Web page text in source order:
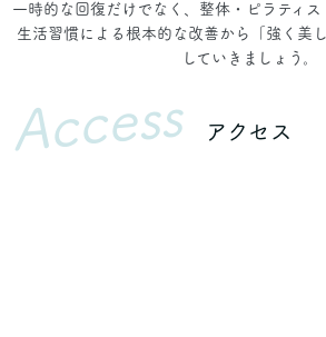
一時的な回復だけでなく、整体・ピラティス
生活習慣による根本的な改善から「強く美
していきましょう。
Access アクセス